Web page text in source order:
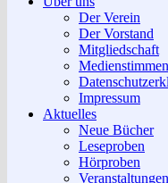
Der Verein
Der Vorstand
Mitgliedschaft
Medienstimmen
Impressum
Aktuelles
Neue Bücher
Leseproben
Hörproben
Veranstaltungen